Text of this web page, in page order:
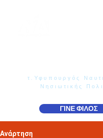
τ.Υφυπουργός
Νησιωτικής
ΓΙΝΕ ΦΙΛΟΣ
Ανάρτηση